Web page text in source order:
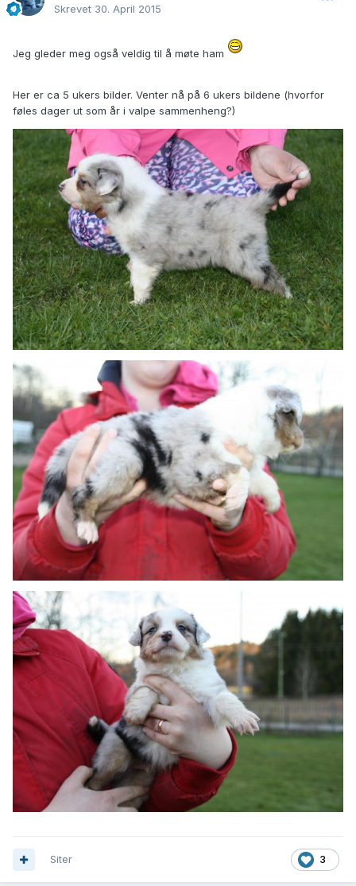
Skrevet 30. April 2015
Jeg gleder meg også veldig til å møte ham
Her er ca 5 ukers bilder. Venter nå på 6 ukers bildene (hvorfor
føles dager ut som år i valpe sammenheng?)
3
Siter